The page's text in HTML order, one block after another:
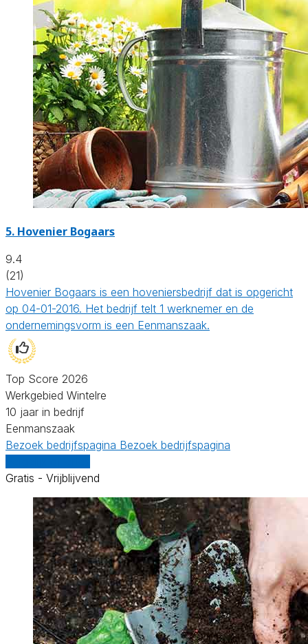
5. Hovenier Bogaars
9.4
(21)
Hovenier Bogaars is een hoveniersbedrijf dat is opgericht
op 04-01-2016. Het bedrijf telt 1 werknemer en de
ondernemingsvorm is een Eenmanszaak.
Top Score 2026
Werkgebied Wintelre
10 jaar in bedrijf
Eenmanszaak
Bezoek bedrijfspagina Bezoek bedrijfspagina
Gratis - Vrijblijvend